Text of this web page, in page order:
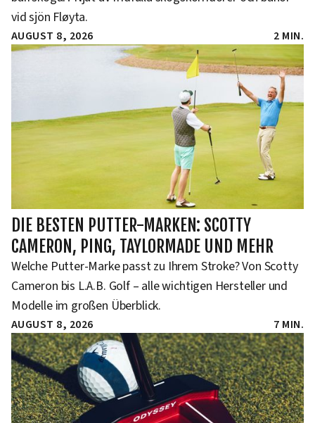
vid sjön Fløyta.
AUGUST 8, 2026 2 MIN.
DIE BESTEN PUTTER-MARKEN: SCOTTY
CAMERON, PING, TAYLORMADE UND MEHR
Welche Putter-Marke passt zu Ihrem Stroke? Von Scotty
Cameron bis L.A.B. Golf – alle wichtigen Hersteller und
Modelle im großen Überblick.
AUGUST 8, 2026 7 MIN.